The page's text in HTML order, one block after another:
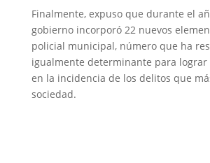
Finalmente, expuso que durante el
gobierno incorporó 22 nuevos
policial municipal, número que ha
igualmente determinante para
en la incidencia de los delitos que
sociedad.